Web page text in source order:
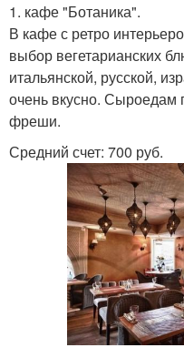
1. кафе "Ботаника".
В кафе с ретро
выбор вегетарианских
итальянской, русской,
очень вкусно. Сыроедам
фреши.
Средний счет: 700 руб.